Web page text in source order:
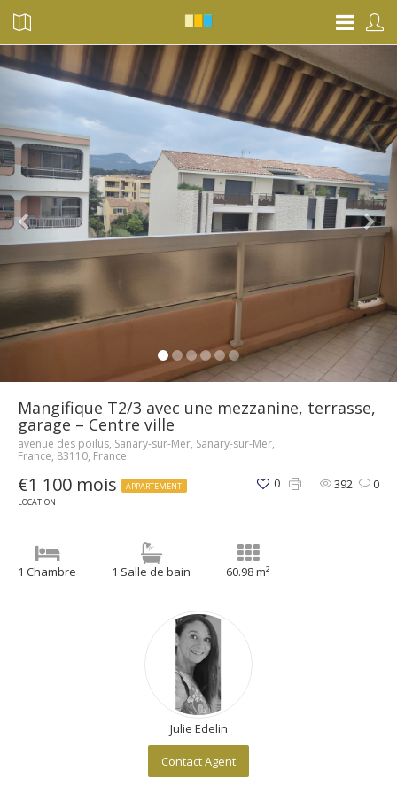
Mangifique T2/3 avec une mezzanine, terrasse,
garage – Centre ville
avenue des poilus, Sanary-sur-Mer, Sanary-sur-Mer,
France, 83110, France
€1 100 mois
APPARTEMENT
LOCATION
392 0
0
1 Chambre 1 Salle de bain 60.98 m²
Julie Edelin
Contact Agent